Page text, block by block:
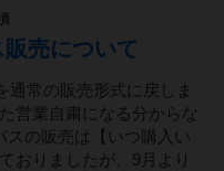
売について
通常の販売形式に戻しま
営業自粛になる分からな
スの販売は【いつ購入い
おりましたが、9月より